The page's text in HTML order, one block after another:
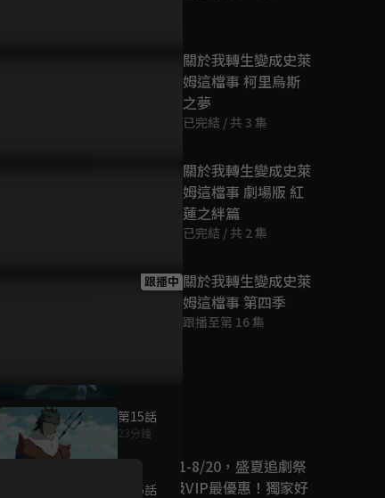
第13話
23分鐘
第15話
23分鐘
第16話
關於我轉生變成史萊
姆這檔事 柯里烏斯
之夢
已完結 / 共 3 集
關於我轉生變成史萊
姆這檔事 劇場版 紅
蓮之絆篇
已完結 / 共 2 集
跟播中 關於我轉生變成史萊
姆這檔事 第四季
跟播至第 16 集
好康資訊
7/21-8/20，盛夏追劇祭
升級VIP最優惠！獨家好